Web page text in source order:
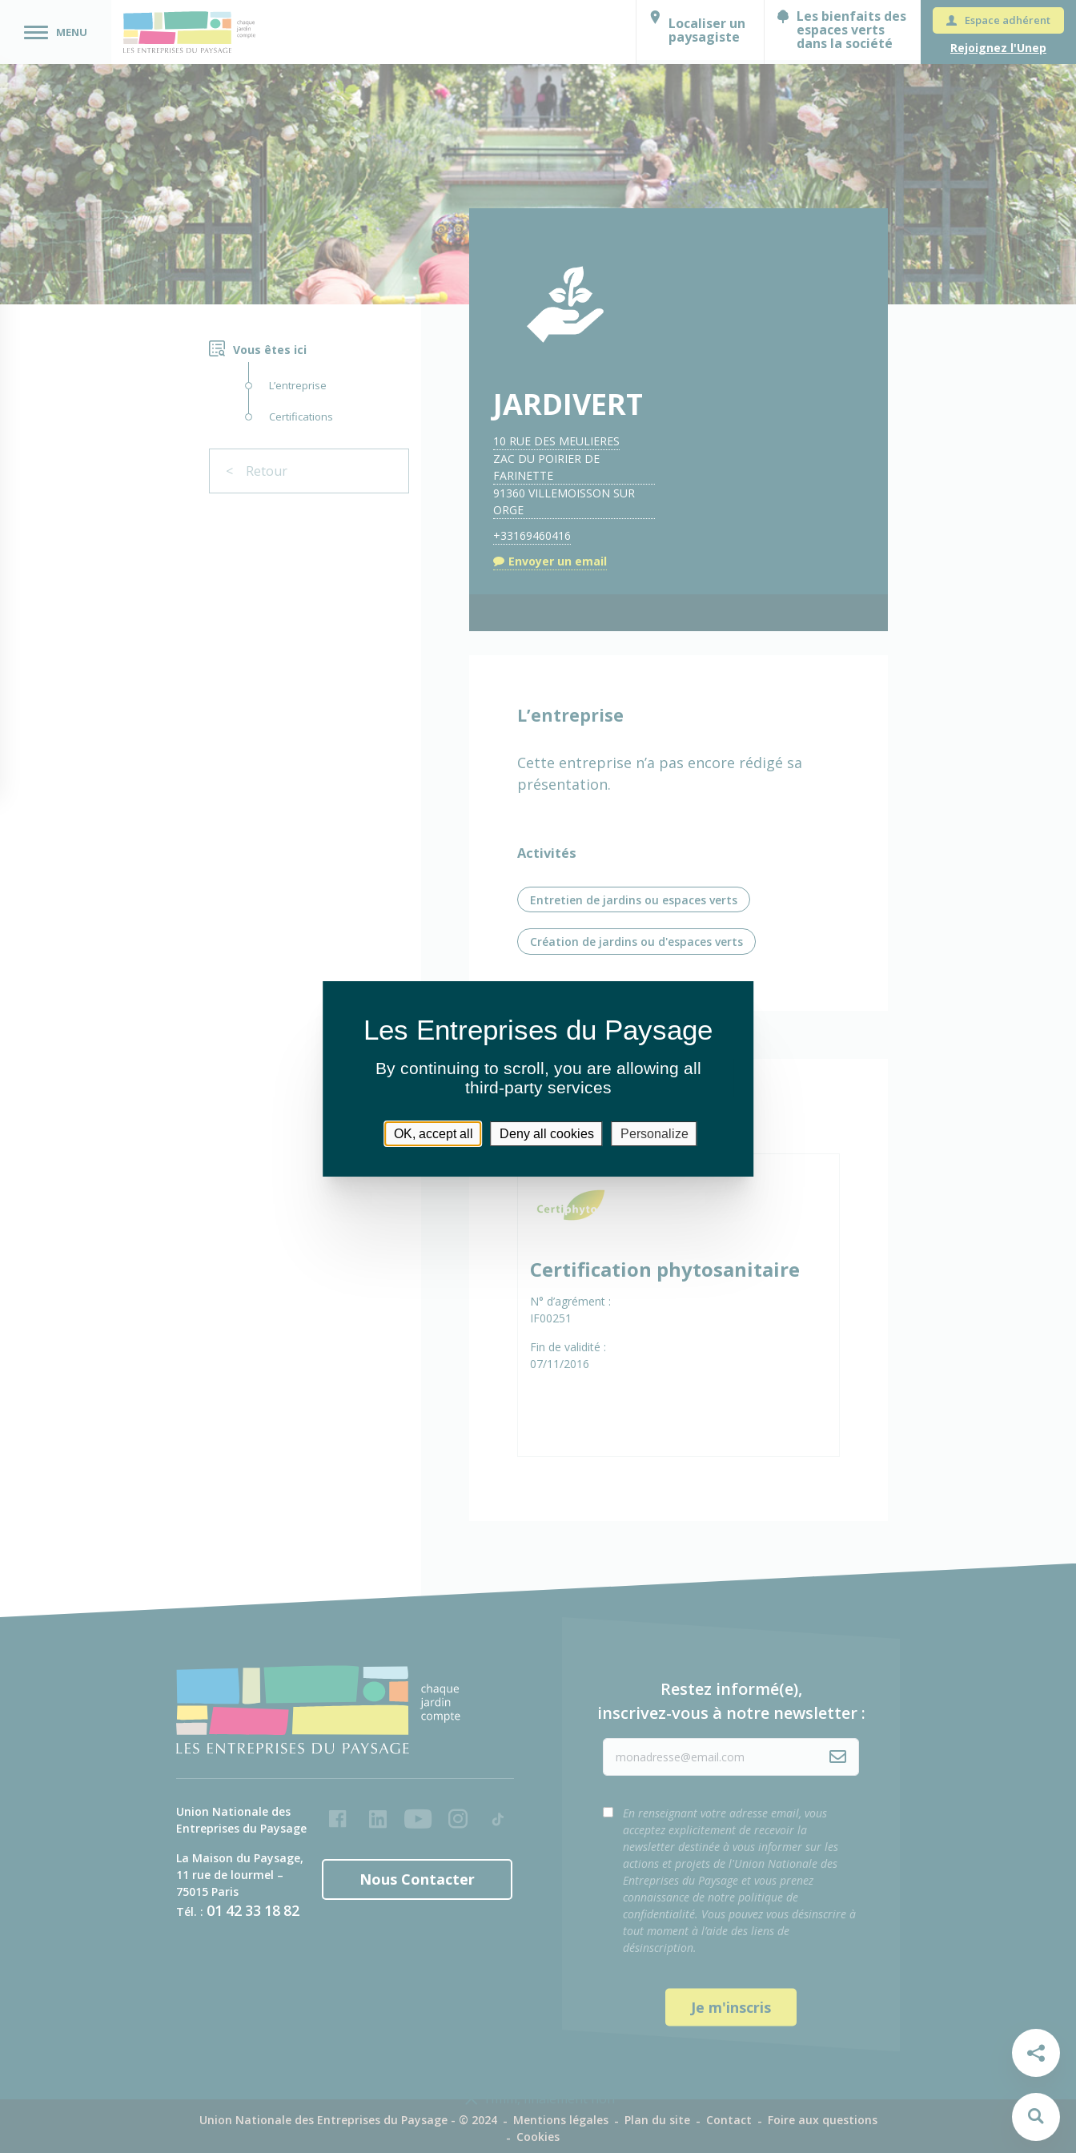
MENU Localiser un
paysagiste
Les bienfaits des
espaces verts
dans la société
Espace adhérent
Rejoignez l'Unep
Vous êtes ici
L’entreprise
Certifications
< Retour
JARDIVERT
10 RUE DES MEULIERES
ZAC DU POIRIER DE
FARINETTE
91360 VILLEMOISSON SUR
ORGE
+33169460416
Envoyer un email
L’entreprise
Cette entreprise n’a pas encore rédigé sa
présentation.
Activités
Entretien de jardins ou espaces verts
Création de jardins ou d'espaces verts
Certifications
Certification phytosanitaire
N° d’agrément :
IF00251
Fin de validité :
07/11/2016
Union Nationale des
Entreprises du Paysage
La Maison du Paysage,
11 rue de lourmel –
75015 Paris
Tél. : 01 42 33 18 82
FacebookLinkedInYoutubeInstagram
Tiktok
Nous Contacter
Restez informé(e),
inscrivez-vous à notre newsletter :
En renseignant votre adresse email, vous
acceptez explicitement de recevoir la
newsletter destinée à vous informer sur les
actions et projets de l'Union Nationale des
Entreprises du Paysage et vous prenez
connaissance de notre politique de
confidentialité. Vous pouvez vous désinscrire à
tout moment à l’aide des liens de
désinscription.
Union Nationale des Entreprises du Paysage - © 2024 Mentions légales Plan du site Contact
Foire aux questions
Cookies
By continuing to scroll, you are allowing all
third-party services
OK, accept all Deny all cookies Personalize